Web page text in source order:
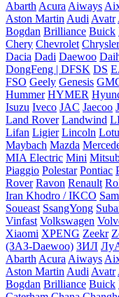
Abarth Acura Aiways
Aston Martin Audi Avatr
Bogdan Brilliance Buick
Chery Chevrolet Chrysler
Dacia Dadi Daewoo
DongFeng | DFSK DS
FSO Geely Genesis
Hummer HYMER
Isuzu Iveco JAC Jaecoo
Land Rover Landwind
Lifan Ligier Lincoln
Maybach Mazda
MIA Electric Mini
Piaggio Polestar Pontiac
Rover Ravon Renault
Iran Khodro / IKCO
Soueast SsangYong
Vinfast Volkswagen
Xiaomi XPENG Zeekr
(ЗАЗ-Daewoo) ЗИЛ
Abarth Acura Aiways
Aston Martin Audi Avatr
Bogdan Brilliance Buick